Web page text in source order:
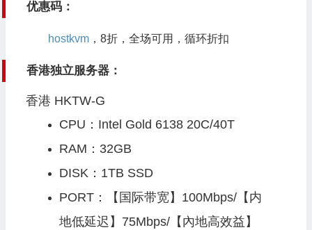
优惠码：
hostkvm，8折，全场可用，循环折扣
香港独立服务器：
香港 HKTW-G
CPU：Intel Gold 6138 20C/40T
RAM：32GB
DISK：1TB SSD
PORT：【国际带宽】100Mbps/【内
地低延迟】75Mbps/【內地高效益】